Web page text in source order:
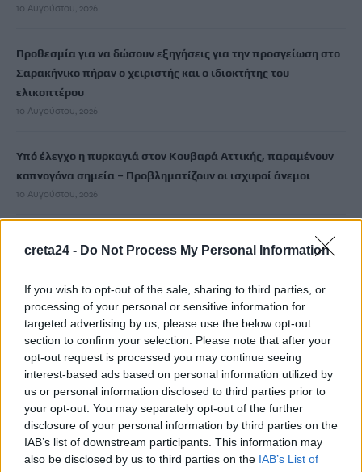
creta24 - Do Not Process My Personal Information
If you wish to opt-out of the sale, sharing to third parties, or
processing of your personal or sensitive information for
targeted advertising by us, please use the below opt-out
section to confirm your selection. Please note that after your
opt-out request is processed you may continue seeing
interest-based ads based on personal information utilized by
us or personal information disclosed to third parties prior to
your opt-out. You may separately opt-out of the further
disclosure of your personal information by third parties on the
IAB’s list of downstream participants. This information may
also be disclosed by us to third parties on the IAB’s List of
10 Αυγούστου, 2026
Προθεσμία για να δώσουν εξηγήσεις για την προσγείωση στο
Σαρακήνικο πήραν ο χειριστής και ο ιδιοκτήτης του
ελικοπτέρου
10 Αυγούστου, 2026
Υπό έλεγχο η πυρκαγιά στον Κουβαρά Αττικής, παραμένουν
καπνογόνα σημεία – Προβληματίζουν οι ισχυροί άνεμοι
10 Αυγούστου, 2026
10 Αυγούστου, 2026
Κοινός λογαριασμός: Πότε η ανάληψη χρημάτων θεωρείται
δωρεά – Τι πρέπει να προσέξετε
10 Αυγούστου, 2026
Ηράκλειο: «Βούλιαξε» το λιμάνι μέσα σε ένα τριήμερο – Πάνω
από 32.000 επιβάτες
10 Αυγούστου, 2026